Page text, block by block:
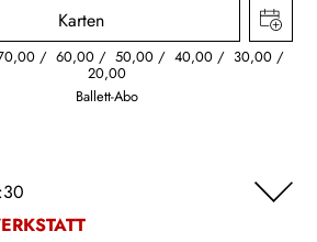
Karten
60,00 50,00 40,00 30,00
20,00
Ballett-Abo